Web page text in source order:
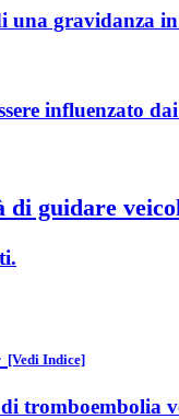
una gravidanza
influenzato
di guidare
[Vedi Indice]
tromboembolia